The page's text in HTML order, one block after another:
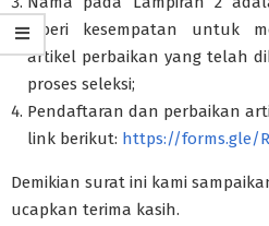
diberi kesempatan untuk
artikel perbaikan yang telah
proses seleksi;
Pendaftaran dan perbaikan
link berikut: https://forms.gle/
Demikian surat ini kami
ucapkan terima kasih.